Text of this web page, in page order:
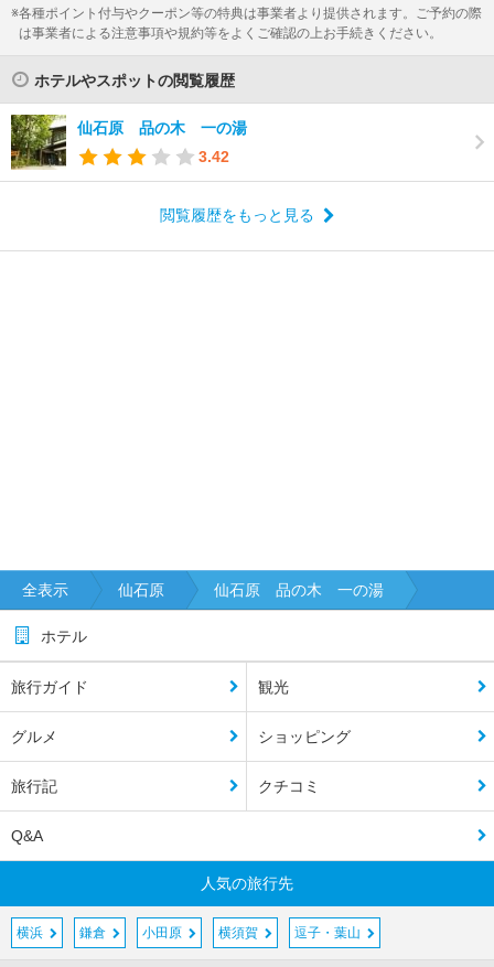
各種ポイント付与やクーポン等の特典は事業者より提供されます。ご予約の際
は事業者による注意事項や規約等をよくご確認の上お手続きください。
ホテルやスポットの閲覧履歴
仙石原 品の木 一の湯
3.42
閲覧履歴をもっと見る
全表示 仙石原 仙石原 品の木 一の湯
ホテル
旅行ガイド 観光
グルメ ショッピング
旅行記 クチコミ
Q&A
人気の旅行先
横浜 鎌倉 小田原 横須賀 逗子・葉山